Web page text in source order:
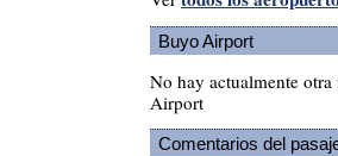
Buyo Airport
No hay actualmente
Airport
Comentarios del